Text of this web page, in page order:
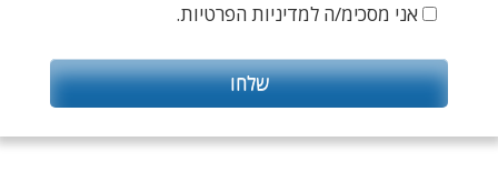
אני מסכימ/ה למדיניות הפרטיות.